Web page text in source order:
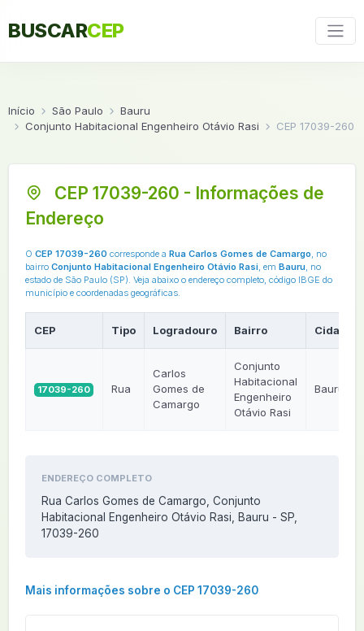
BUSCARCEP
Início São Paulo
Bauru
Conjunto Habitacional Engenheiro Otávio Rasi
CEP 17039-260
CEP 17039-260 - Informações de
Endereço
O CEP 17039-260 corresponde a Rua Carlos Gomes de Camargo, no
bairro Conjunto Habitacional Engenheiro Otávio Rasi, em Bauru, no
estado de São Paulo (SP). Veja abaixo o endereço completo, código IBGE do
município e coordenadas geográficas.
CEP Tipo Logradouro Bairro Cidade
17039-260 Rua
Carlos
Gomes de
Camargo
Conjunto
Habitacional
Engenheiro
Otávio Rasi
Bauru
ENDEREÇO COMPLETO
Rua Carlos Gomes de Camargo, Conjunto
Habitacional Engenheiro Otávio Rasi, Bauru - SP,
17039-260
Mais informações sobre o CEP 17039-260